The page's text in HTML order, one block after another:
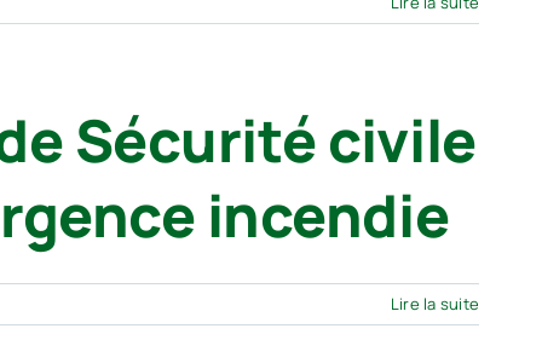
Sécurité civile
incendie
Lire la suite